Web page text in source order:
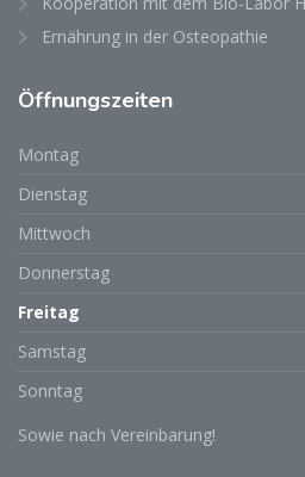
Ernährung in der Osteopathie
Öffnungszeiten
Montag
Dienstag
Mittwoch
Donnerstag
Freitag
Samstag
Sonntag
Sowie nach Vereinbarung!